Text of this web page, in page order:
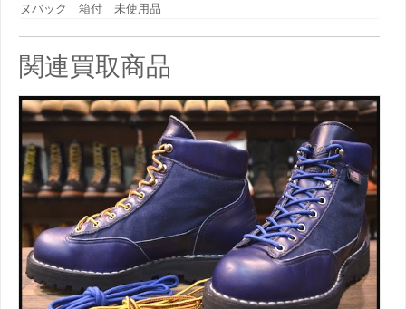
ヌバック 箱付 未使用品
関連買取商品